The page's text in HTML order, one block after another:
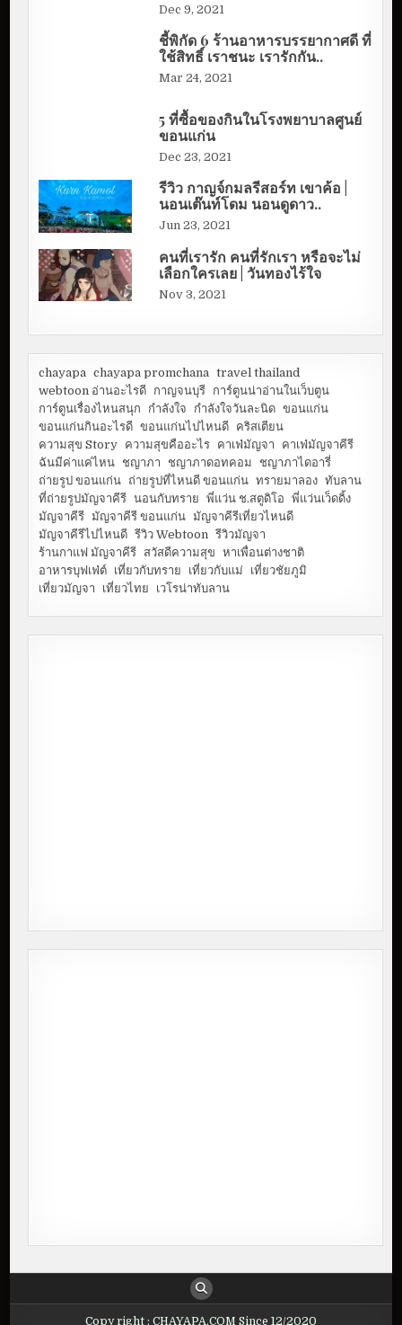
Dec 9, 2021
ชี้พิกัด 6 ร้านอาหารบรรยากาศดี ที่
ใช้สิทธิ์ เราชนะ เรารักกัน..
Mar 24, 2021
5 ที่ซื้อของกินในโรงพยาบาลศูนย์
ขอนแก่น
Dec 23, 2021
รีวิว กาญจ์กมลรีสอร์ท เขาค้อ |
นอนเต๊นท์โดม นอนดูดาว..
Jun 23, 2021
คนที่เรารัก คนที่รักเรา หรือจะไม่
เลือกใครเลย | วันทองไร้ใจ
Nov 3, 2021
chayapa chayapa promchana travel thailand
webtoon อ่านอะไรดี กาญจนบุรี การ์ตูนน่าอ่านในเว็บตูน
การ์ตูนเรื่องไหนสนุก
กำลังใจ กำลังใจวันละนิด ขอนแก่น
ขอนแก่นกินอะไรดี ขอนแก่นไปไหนดี คริสเตียน
ความสุข Story ความสุขคืออะไร คาเฟ่มัญจา
คาเฟ่มัญจาคีรี
ฉันมีค่าแค่ไหน ชญาภา ชญาภาดอทคอม
ชญาภาไดอารี่
ถ่ายรูป ขอนแก่น ถ่ายรูปที่ไหนดี ขอนแก่น ทรายมาลอง ทับลาน
ที่ถ่ายรูปมัญจาคีรี นอนกับทราย พี่แว่น ช.สตูดิโอ
พี่แว่นเว็ดดิ้ง
มัญจาคีรี มัญจาคีรี ขอนแก่น มัญจาคีรีเที่ยวไหนดี
มัญจาคีรีไปไหนดี รีวิว Webtoon รีวิวมัญจา
ร้านกาแฟ มัญจาคีรี สวัสดีความสุข
หาเพื่อนต่างชาติ
อาหารบุฟเฟ่ต์ เที่ยวกับทราย เที่ยวกับแม่
เที่ยวชัยภูมิ
เที่ยวมัญจา
เที่ยวไทย เวโรน่าทับลาน
Copy right : CHAYAPA.COM Since 12/2020